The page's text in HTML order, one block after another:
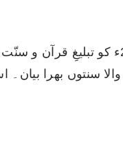
سنتوں بھرا